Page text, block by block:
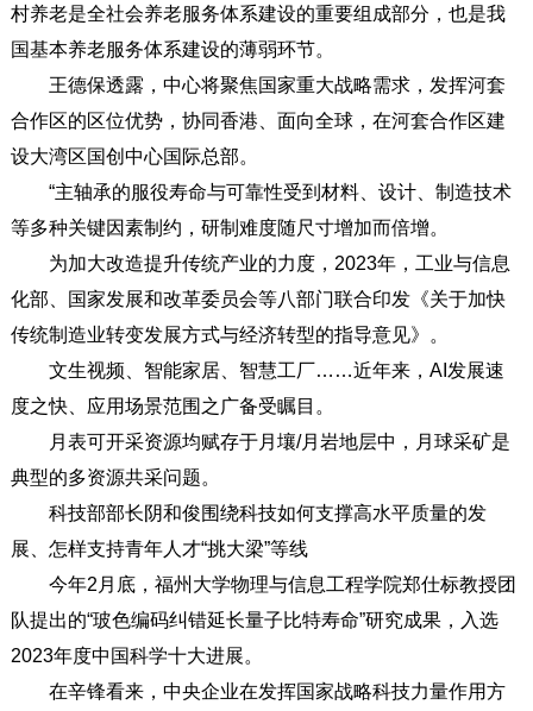
村养老是全社会养老服务体系建设的重要组成部分，也是我
国基本养老服务体系建设的薄弱环节。
王德保透露，中心将聚焦国家重大战略需求，发挥河套
合作区的区位优势，协同香港、面向全球，在河套合作区建
设大湾区国创中心国际总部。
“主轴承的服役寿命与可靠性受到材料、设计、制造技术
等多种关键因素制约，研制难度随尺寸增加而倍增。
为加大改造提升传统产业的力度，2023年，工业与信息
化部、国家发展和改革委员会等八部门联合印发《关于加快
传统制造业转变发展方式与经济转型的指导意见》。
文生视频、智能家居、智慧工厂……近年来，AI发展速
度之快、应用场景范围之广备受瞩目。
月表可开采资源均赋存于月壤/月岩地层中，月球采矿是
典型的多资源共采问题。
科技部部长阴和俊围绕科技如何支撑高水平质量的发
展、怎样支持青年人才“挑大梁”等线
今年2月底，福州大学物理与信息工程学院郑仕标教授团
队提出的“玻色编码纠错延长量子比特寿命”研究成果，入选
2023年度中国科学十大进展。
在辛锋看来，中央企业在发挥国家战略科技力量作用方